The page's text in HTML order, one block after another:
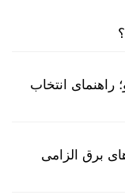
انتخاب
برق الزامی